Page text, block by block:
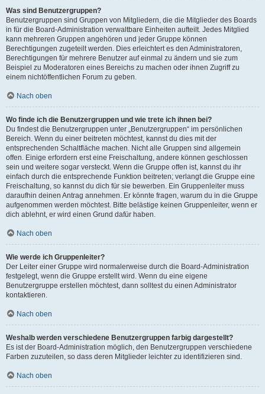
Was sind Benutzergruppen?
Benutzergruppen sind Gruppen von Mitgliedern, die die Mitglieder des Boards
in für die Board-Administration verwaltbare Einheiten aufteilt. Jedes Mitglied
kann mehreren Gruppen angehören und jeder Gruppe können
Berechtigungen zugeteilt werden. Dies erleichtert es den Administratoren,
Berechtigungen für mehrere Benutzer auf einmal zu ändern und sie zum
Beispiel zu Moderatoren eines Bereichs zu machen oder ihnen Zugriff zu
einem nichtöffentlichen Forum zu geben.
Nach oben
Wo finde ich die Benutzergruppen und wie trete ich ihnen bei?
Du findest die Benutzergruppen unter „Benutzergruppen“ im persönlichen
Bereich. Wenn du einer beitreten möchtest, kannst du dies mit der
entsprechenden Schaltfläche machen. Nicht alle Gruppen sind allgemein
offen. Einige erfordern erst eine Freischaltung, andere können geschlossen
sein und weitere sogar versteckt. Wenn die Gruppe offen ist, kannst du ihr
einfach durch die entsprechende Funktion beitreten; verlangt die Gruppe eine
Freischaltung, so kannst du dich für sie bewerben. Ein Gruppenleiter muss
daraufhin deinen Antrag annehmen. Er könnte fragen, warum du in die Gruppe
aufgenommen werden möchtest. Bitte belästige keinen Gruppenleiter, wenn er
dich ablehnt, er wird einen Grund dafür haben.
Nach oben
Wie werde ich Gruppenleiter?
Der Leiter einer Gruppe wird normalerweise durch die Board-Administration
festgelegt, wenn die Gruppe erstellt wird. Wenn du eine eigene
Benutzergruppe erstellen möchtest, dann solltest du einen Administrator
kontaktieren.
Nach oben
Weshalb werden verschiedene Benutzergruppen farbig dargestellt?
Es ist der Board-Administration möglich, den Benutzergruppen verschiedene
Farben zuzuteilen, so dass deren Mitglieder leichter zu identifizieren sind.
Nach oben